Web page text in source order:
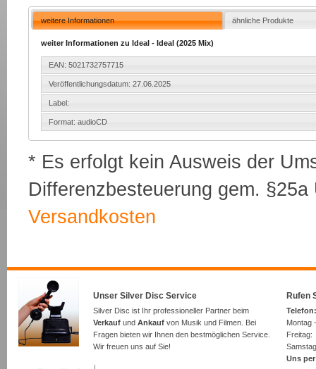
weitere Informationen ähnliche Produkte
weiter Informationen zu Ideal - Ideal (2025 Mix)
EAN: 5021732757715
Veröffentlichungsdatum: 27.06.2025
Label:
Format: audioCD
* Es erfolgt kein Ausweis der
Differenzbesteuerung gem.
Versandkosten
Unser Silver Disc Service
Silver Disc ist Ihr professioneller Partner beim
Verkauf und Ankauf von Musik und Filmen. Bei
Fragen bieten wir Ihnen den bestmöglichen Service.
Wir freuen uns auf Sie!
Rufen
Montag
Uns